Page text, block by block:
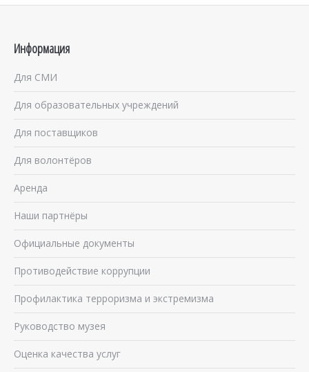
Информация
Для СМИ
Для образовательных учреждений
Для поставщиков
Для волонтёров
Аренда
Наши партнёры
Официальные документы
Противодействие коррупции
Профилактика терроризма и экстремизма
Руководство музея
Оценка качества услуг